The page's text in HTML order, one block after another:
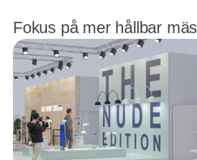
Fokus på mer hållbar